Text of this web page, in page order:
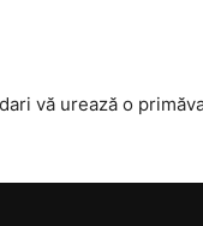
vă urează o